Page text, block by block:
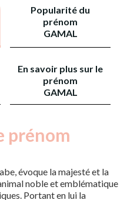
Popularité du
prénom
GAMAL
En savoir plus sur le
prénom
GAMAL
prénom
évoque la majesté et la
noble et emblématique
Portant en lui la